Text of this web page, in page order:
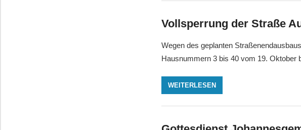
Vollsperrung der Straße
Wegen des geplanten
Hausnummern 3 bis 40 vom 19. Oktober
WEITERLESEN